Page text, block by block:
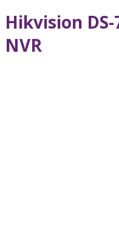
Hikvision
NVR